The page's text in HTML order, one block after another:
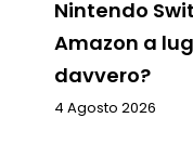
Nintendo
Amazon a
davvero?
4 Agosto 2026